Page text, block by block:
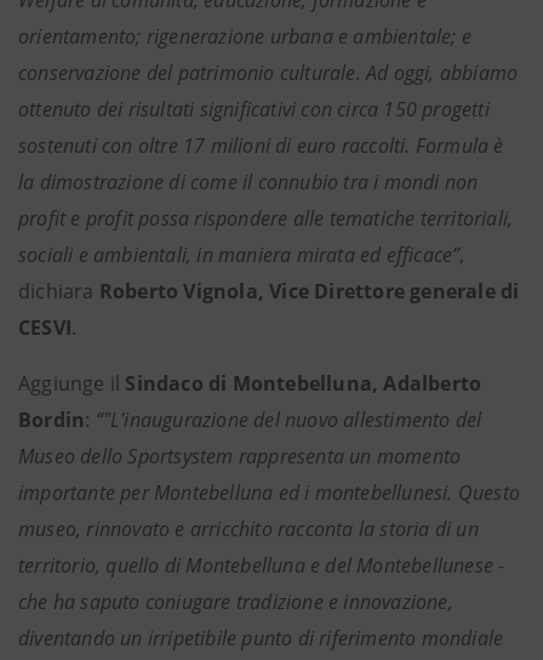
orientamento; rigenerazione urbana e ambientale; e
conservazione del patrimonio culturale. Ad oggi, abbiamo
ottenuto dei risultati significativi con circa 150 progetti
sostenuti con oltre 17 milioni di euro raccolti. Formula è
la dimostrazione di come il connubio tra i mondi non
profit e profit possa rispondere alle tematiche territoriali,
sociali e ambientali, in maniera mirata ed efficace”,
dichiara Roberto Vignola, Vice Direttore generale di
CESVI.
Aggiunge il Sindaco di Montebelluna, Adalberto
Bordin: “"L'inaugurazione del nuovo allestimento del
Museo dello Sportsystem rappresenta un momento
importante per Montebelluna ed i montebellunesi. Questo
museo, rinnovato e arricchito racconta la storia di un
territorio, quello di Montebelluna e del Montebellunese -
che ha saputo coniugare tradizione e innovazione,
diventando un irripetibile punto di riferimento mondiale